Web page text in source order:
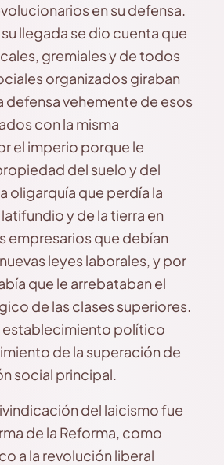
en su defensa.
llegada se dio cuenta que
gremiales y de todos
organizados giraban
defensa vehemente de esos
con la misma
el imperio porque le
del suelo y del
oligarquía que perdía la
y de la tierra en
empresarios que debían
leyes laborales, y por
que le arrebataban el
de las clases superiores.
establecimiento político
de la superación de
social principal.
del laicismo fue
de la Reforma, como
a la revolución liberal